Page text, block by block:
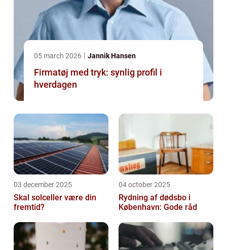
05 march 2026 Jannik Hansen
Firmatøj med tryk: synlig profil i
hverdagen
03 december 2025
Skal solceller være din
fremtid?
04 october 2025
Rydning af dødsbo i
København: Gode råd